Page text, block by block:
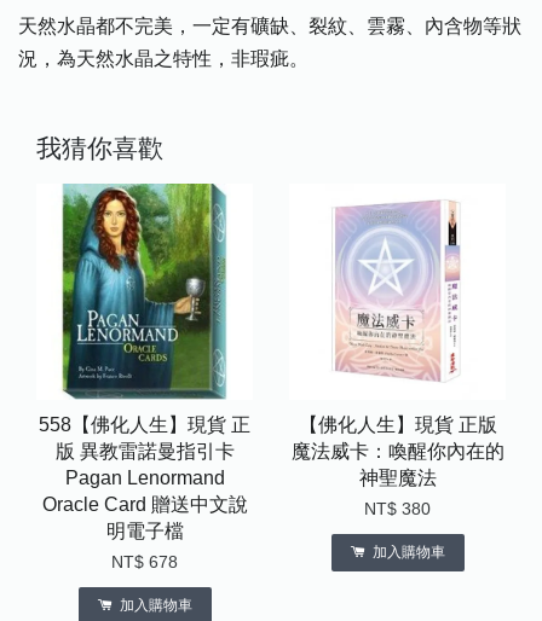
天然水晶都不完美，一定有礦缺、裂紋、雲霧、內含物等狀
況，為天然水晶之特性，非瑕疵。
我猜你喜歡
558【佛化人生】現貨 正
版 異教雷諾曼指引卡
Pagan Lenormand
Oracle Card 贈送中文說
明電子檔
NT$ 678
加入購物車
【佛化人生】現貨 正版
魔法威卡：喚醒你內在的
神聖魔法
NT$ 380
加入購物車